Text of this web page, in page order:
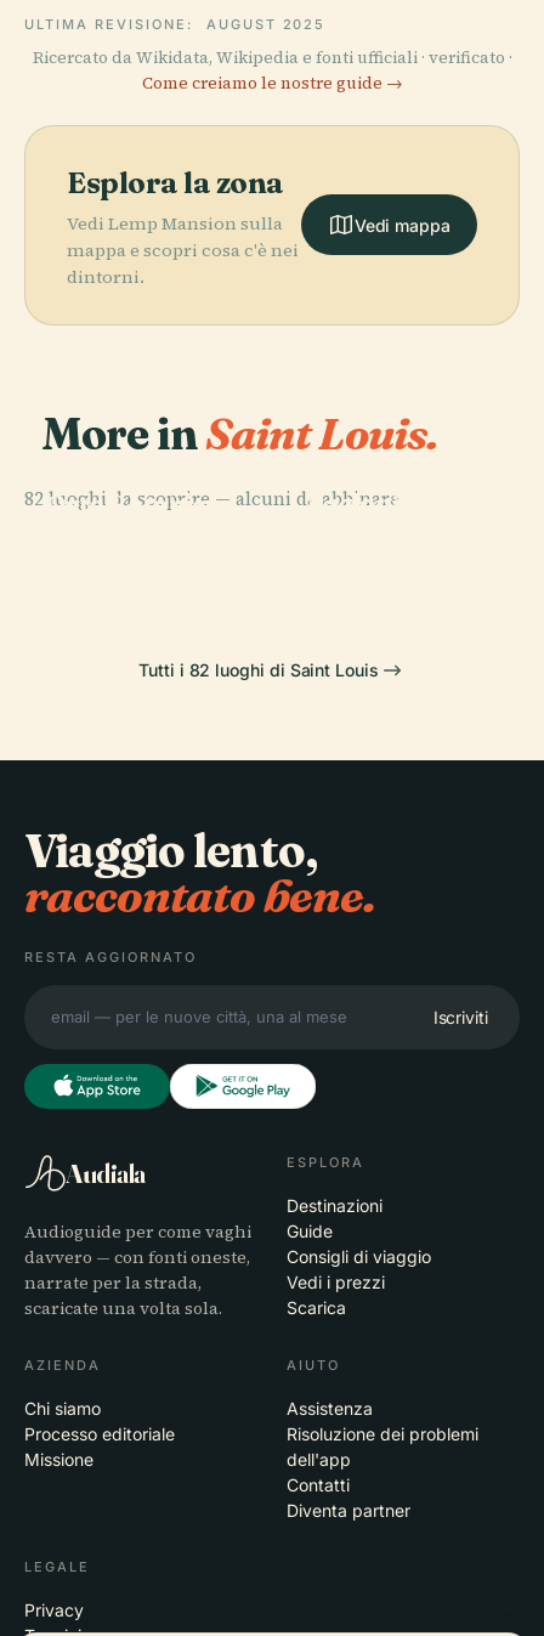
ULTIMA REVISIONE: AUGUST 2025
Ricercato da Wikidata, Wikipedia e fonti ufficiali · verificato ·
Come creiamo le nostre guide →
Esplora la zona
Vedi Lemp Mansion sulla
mappa e scopri cosa c'è nei
dintorni.
Vedi mappa
More inSaint Louis.
82 luoghi da scoprire — alcuni da abbinare.
Orto Botanico
PLACE
Zoologico di
PLACE
Nazionale
Tutti i 82 luoghi di Saint Louis
Viaggio lento,
raccontato bene.
RESTA AGGIORNATO
Iscriviti
Audiala
Audioguide per come vaghi
davvero — con fonti oneste,
narrate per la strada,
scaricate una volta sola.
ESPLORA
Destinazioni
Guide
Consigli di viaggio
Vedi i prezzi
Scarica
AZIENDA
Chi siamo
Processo editoriale
Missione
AIUTO
Assistenza
Risoluzione dei problemi
dell'app
Contatti
Diventa partner
LEGALE
Privacy